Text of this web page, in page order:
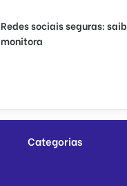
Redes sociais seguras:
monitora
Categorias